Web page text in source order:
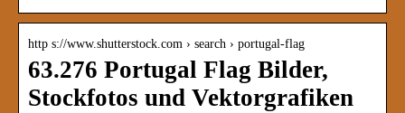
http s://www.shutterstock.com › search › portugal-flag
63.276 Portugal Flag Bilder,
Stockfotos und Vektorgrafiken